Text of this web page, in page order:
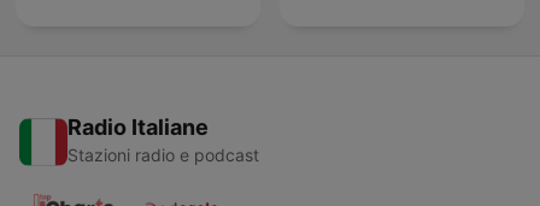
Radio Italiane
Stazioni radio e podcast